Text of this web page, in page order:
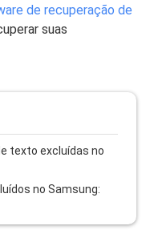
de recuperação de
suas
texto excluídas no
no Samsung: